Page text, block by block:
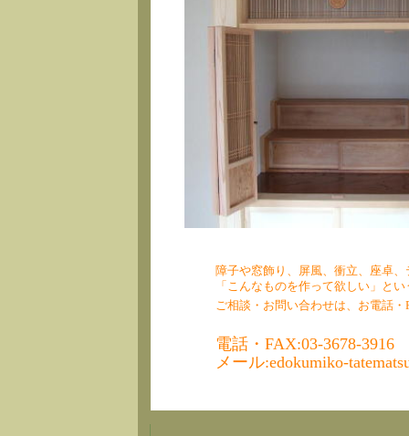
障子や窓飾り、屏風、衝立、座卓
「こんなものを作って欲しい」と
ご相談・お問い合わせは、お電話
電話・FAX:03-3678-3916
メール:edokumiko-